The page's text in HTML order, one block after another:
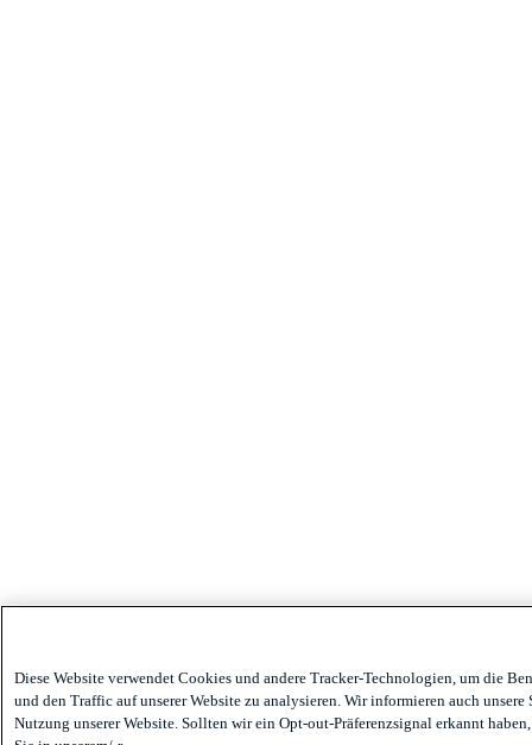
Diese Website verwendet Cookies und andere Tracker-Technologien, um die
und den Traffic auf unserer Website zu analysieren. Wir informieren auch
Nutzung unserer Website. Sollten wir ein Opt-out-Präferenzsignal erkannt